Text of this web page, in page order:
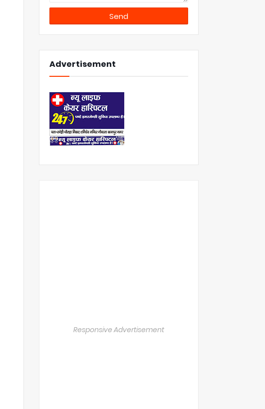
Advertisement
Responsive Advertisement